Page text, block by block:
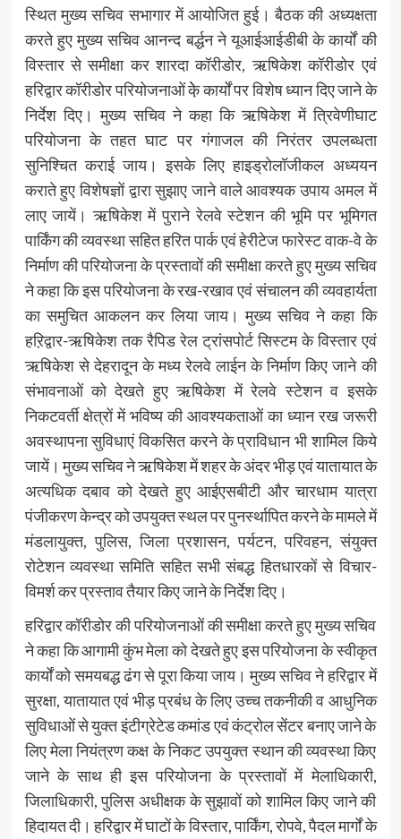
स्थित मुख्य सचिव सभागार में आयोजित हुई। बैठक की अध्यक्षता
करते हुए मुख्य सचिव आनन्द बर्द्धन ने यूआईआईडीबी के कार्यों की
विस्तार से समीक्षा कर शारदा कॉरीडोर, ऋषिकेश कॉरीडोर एवं
हरिद्वार कॉरीडोर परियोजनाओं के़े कार्यों पर विशेष ध्यान दिए जाने के
निर्देश दिए। मुख्य सचिव ने कहा कि ऋषिकेश में त्रिवेणीघाट
परियोजना के तहत घाट पर गंगाजल की निरंतर उपलब्धता
सुनिश्चित कराई जाय। इसके लिए हाइड्रोलॉजीकल अध्ययन
कराते हुए विशेषज्ञों द्वारा सुझाए जाने वाले आवश्यक उपाय अमल में
लाए जायें। ऋषिकेश में पुराने रेलवे स्टेशन की भूमि पर भूमिगत
पार्किंग की व्यवस्था सहित हरित पार्क एवं हेरीटेज फारेस्ट वाक-वे के
निर्माण की परियोजना के प्रस्तावों की समीक्षा करते हुए मुख्य सचिव
ने कहा कि इस परियोजना के रख-रखाव एवं संचालन की व्यवहार्यता
का समुचित आकलन कर लिया जाय। मुख्य सचिव ने कहा कि
हऱिद्वार-ऋषिकेश तक रैपिड रेल ट्रांसपोर्ट सिस्टम के विस्तार एवं
ऋषिकेश से देहरादून के मध्य रेलवे लाईन के निर्माण किए जाने की
संभावनाओं को देखते हुए ऋषिकेश में रेलवे स्टेशन व इसके
निकटवर्ती क्षेत्रों में भविष्य की आवश्यकताओं का ध्यान रख जरूरी
अवस्थापना सुविधाएं विकसित करने के प्राविधान भी शामिल किये
जायें। मुख्य सचिव ने ऋषिकेश में शहर के अंदर भीड़ एवं यातायात के
अत्यधिक दबाव को देखते हुए आईएसबीटी और चारधाम यात्रा
पंजीकरण केन्द्र को उपयुक्त स्थल पर पुनर्स्थापित करने के मामले में
मंडलायुक्त, पुलिस, जिला प्रशासन, पर्यटन, परिवहन, संयुक्त
रोटेशन व्यवस्था समिति सहित सभी संबद्ध हितधारकों से विचार-
विमर्श कर प्रस्ताव तैयार किए जाने के निर्देश दिए।
हरिद्वार कॉरीडोर की परियोजनाओं की समीक्षा करते हुए मुख्य सचिव
ने कहा कि आगामी कुंभ मेला को देखते हुए इस परियोजना के स्वीकृत
कार्यों को समयबद्ध ढंग से पूरा किया जाय। मुख्य सचिव ने हरिद्वार में
सुरक्षा, यातायात एवं भीड़ प्रबंध के लिए उच्च तकनीकी व आधुनिक
सुविधाओं से युक्त इंटीग्रेटेड कमांड एवं कंट्रोल सेंटर बनाए जाने के
लिए मेला नियंत्रण कक्ष के निकट उपयुक्त स्थान की व्यवस्था किए
जाने के साथ ही इस परियोजना के प्रस्तावों में मेलाधिकारी,
जिलाधिकारी, पुलिस अधीक्षक के सुझावों को शामिल किए जाने की
हिदायत दी। हरिद्वार में घाटों के विस्तार, पार्किंग, रोपवे, पैदल मार्गों के